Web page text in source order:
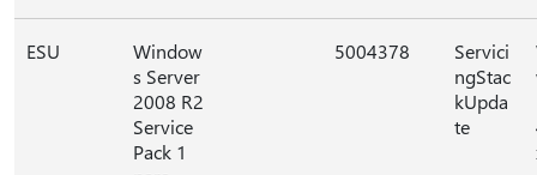
ESU
Window
s Server
2008 R2
Service
Pack 1
5004378
Servici
ngStac
kUpda
te